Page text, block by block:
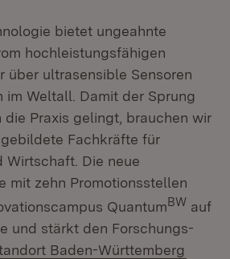
bietet ungeahnte
hochleistungsfähigen
über ultrasensible Sensoren
im Weltall. Damit der Sprung
die Praxis gelingt, brauchen wir
Fachkräfte für
Wirtschaft. Die neue
mit zehn Promotionsstellen
QuantumBW auf
und stärkt den Forschungs-
Baden-Württemberg